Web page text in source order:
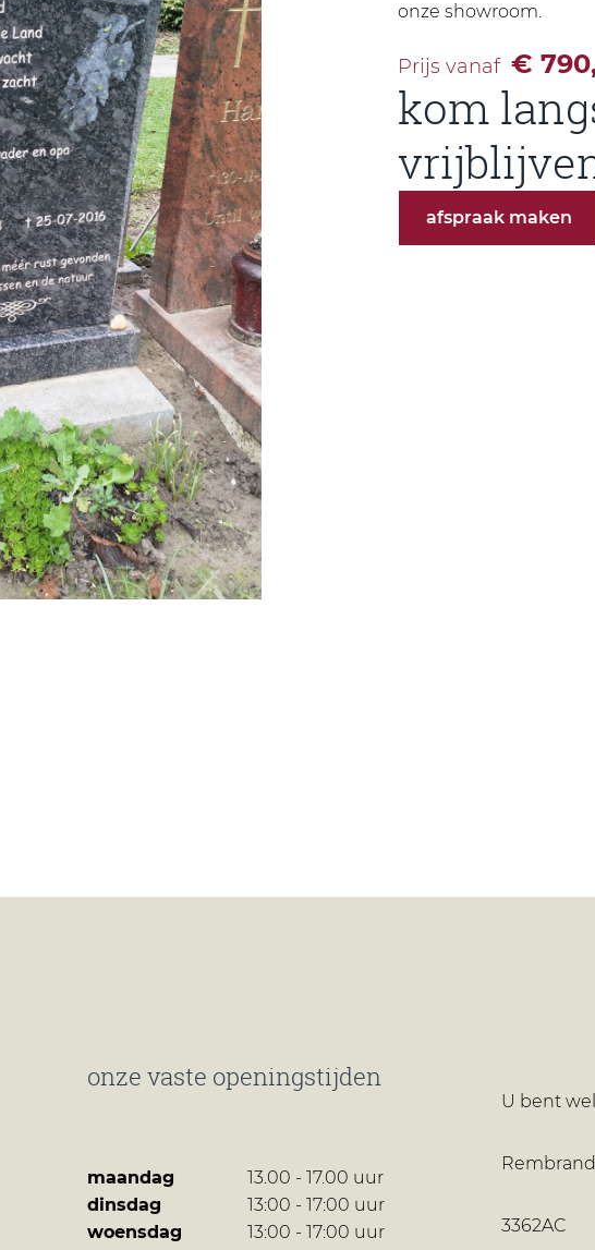
onze showroom.
Prijs vanaf €
kom
afspraak maken
onze vaste openingstijden
maandag
13.00 - 17.00 uur
dinsdag
13:00 - 17:00 uur
woensdag
13:00 - 17:00 uur
U bent
3362AC